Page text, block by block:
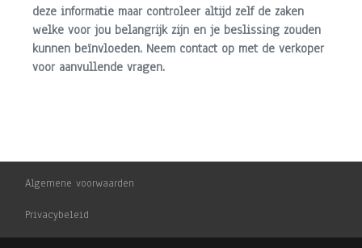
Dimlichten automatisch
Getint glas
Mistlampen voor
Sportonderstel
deze informatie maar controleer altijd zelf de zaken
welke voor jou belangrijk zijn en je beslissing zouden
kunnen beïnvloeden. Neem contact op met de verkoper
voor aanvullende vragen.
Algemene voorwaarden
Privacybeleid